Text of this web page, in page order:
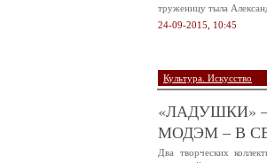
труженицу тыла
24-09-2015, 10:45
Культура. Искусство
«ЛАДУШКИ»
МОДЭМ – В
Два творческих